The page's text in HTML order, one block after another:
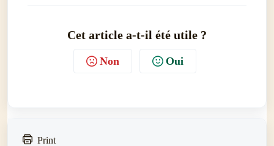
Cet article a-t-il été utile ?
Non Oui
Print